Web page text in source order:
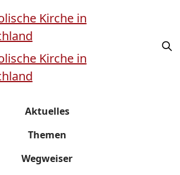
Aktuelles
Themen
Wegweiser